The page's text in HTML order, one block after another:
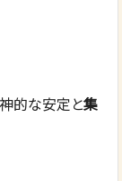
的な安定と集